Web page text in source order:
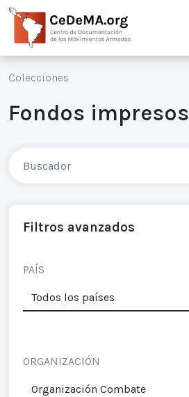
Colecciones
Fondos impresos
Filtros avanzados
PAÍS
ORGANIZACIÓN